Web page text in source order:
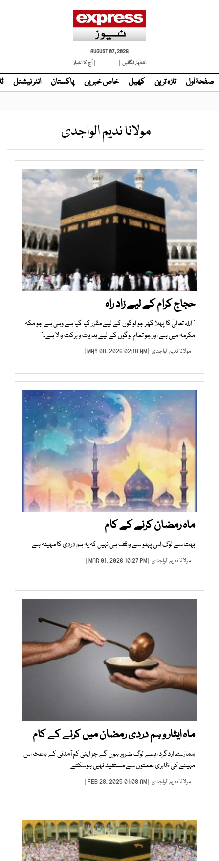
AUGUST 07, 2026
اشتہار لگائیں |
| آج کا اخبار
صفحۂ اول تازہ ترین کھیل خاص خبریں پاکستان انٹر نیشنل
مولانا ندیم الواجدی
حجاج کرام کے لیے زاد راہ
’’اﷲ تعالیٰ کا پہلا گھر جو لوگوں کے لیے مقرر کیا گیا ہے وہی ہے جو مکہ
مکرمہ میں ہے اور جو تمام لوگوں کے لیے ہدایت و برکت والا ہے۔‘‘
مولانا ندیم الواجدی | MAY 08, 2026 02:18 AM |
ماہ رمضان کرنے کے کام
بہت سے لوگ اس پہلو سے واقف ہی نہیں کہ یہ ہم دردی کا مہینہ ہے
مولانا ندیم الواجدی | MAR 01, 2026 10:27 PM |
ماہ ایثار و ہم دردی رمضان میں کرنے کے کام
ہمارے اردگرد ایسے لوگ ضرور ہوں گے جو اپنی کم آمدنی کے باعث اس
مہینے کی ظاہری نعمتوں سے مستفید نہیں ہوسکتے
مولانا ندیم الواجدی | FEB 28, 2025 01:08 AM |